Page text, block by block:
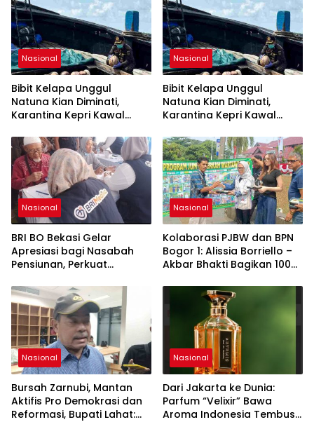
Nasional
Bibit Kelapa Unggul
Natuna Kian Diminati,
Karantina Kepri Kawal
Bintan
Nasional
Bibit Kelapa Unggul
Natuna Kian Diminati,
Karantina Kepri Kawal
Bintan
Nasional
BRI BO Bekasi Gelar
Apresiasi bagi Nasabah
Pensiunan, Perkuat
Nasional
Kolaborasi PJBW dan BPN
Bogor 1: Alissia Borriello –
Akbar Bhakti Bagikan 100
Cibinong
Nasional
Bursah Zarnubi, Mantan
Aktifis Pro Demokrasi dan
Reformasi, Bupati Lahat:
Nasional
Dari Jakarta ke Dunia:
Parfum “Velixir” Bawa
Aroma Indonesia Tembus